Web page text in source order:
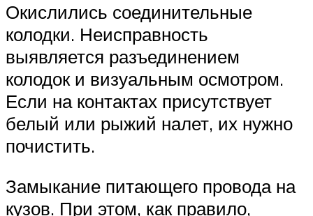
Окислились соединительные
колодки. Неисправность
выявляется разъединением
колодок и визуальным осмотром.
Если на контактах присутствует
белый или рыжий налет, их нужно
почистить.
Замыкание питающего провода на
кузов. При этом, как правило,